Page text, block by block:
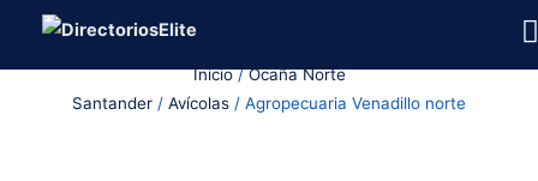
Inicio/Ocaña Norte
Santander / Avícolas / Agropecuaria Venadillo norte